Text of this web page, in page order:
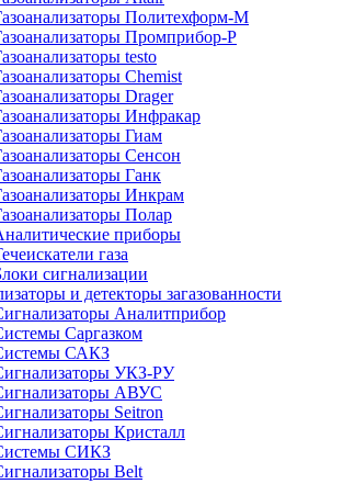
Политехформ-М
Промприбор-Р
testo
Chemist
Drager
Инфракар
Гиам
Сенсон
Ганк
Инкрам
Полар
приборы
газа
сигнализации
и детекторы загазованности
Аналитприбор
Саргазком
САКЗ
УКЗ-РУ
АВУС
Seitron
Кристалл
СИКЗ
Belt